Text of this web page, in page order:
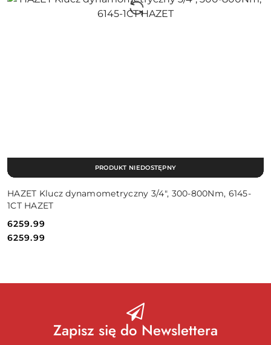
HAZET Klucz dynamometryczny 3/4", 300-800Nm, 6145-
1CT HAZET
Cena:
6259.99
Cena:
6259.99
PRODUKT NIEDOSTĘPNY
Zapisz się do Newslettera